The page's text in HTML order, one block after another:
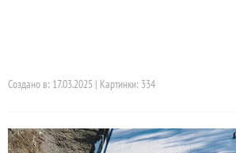
Создано в: 17.03.2025 | Картинки: 334